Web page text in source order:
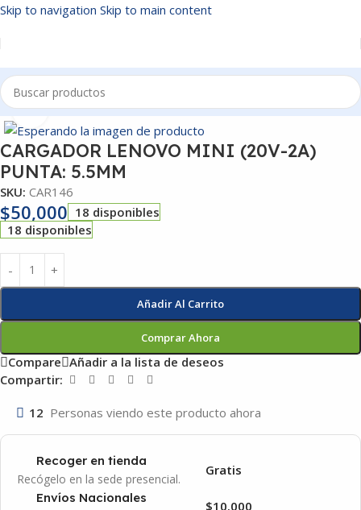
Skip to navigation Skip to main content
Inicio/CARGADORES
Click to enlarge
CARGADOR LENOVO MINI (20V-2A)
PUNTA: 5.5MM
SKU: CAR146
$50,000 18 disponibles
18 disponibles
Añadir Al Carrito
Comprar Ahora
Compare Añadir a la lista de deseos
Compartir:
12 Personas viendo este producto ahora
Recoger en tienda
Recógelo en la sede presencial.
Gratis
Envíos Nacionales
$10.000